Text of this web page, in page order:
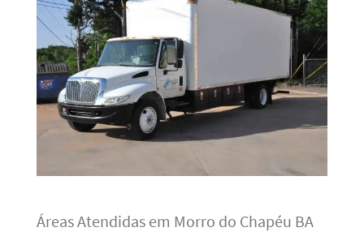
Áreas Atendidas em Morro do Chapéu BA